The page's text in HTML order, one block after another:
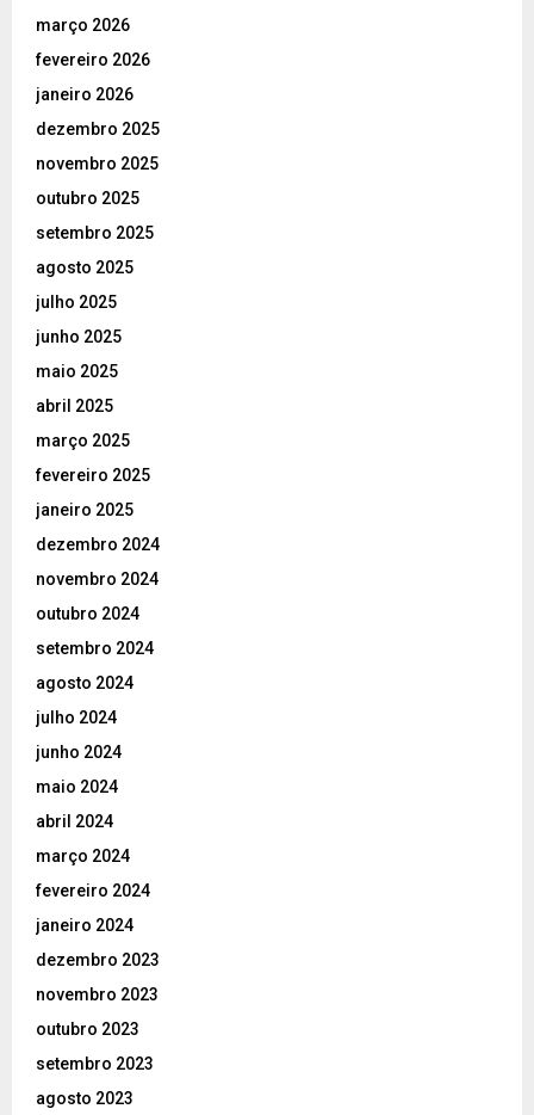
março 2026
fevereiro 2026
janeiro 2026
dezembro 2025
novembro 2025
outubro 2025
setembro 2025
agosto 2025
julho 2025
junho 2025
maio 2025
abril 2025
março 2025
fevereiro 2025
janeiro 2025
dezembro 2024
novembro 2024
outubro 2024
setembro 2024
agosto 2024
julho 2024
junho 2024
maio 2024
abril 2024
março 2024
fevereiro 2024
janeiro 2024
dezembro 2023
novembro 2023
outubro 2023
setembro 2023
agosto 2023